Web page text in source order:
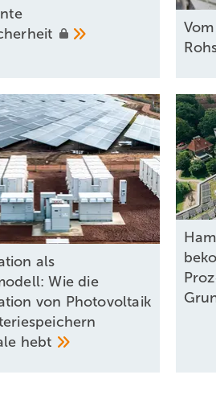
als
Wie die
von Photovoltaik
hebt